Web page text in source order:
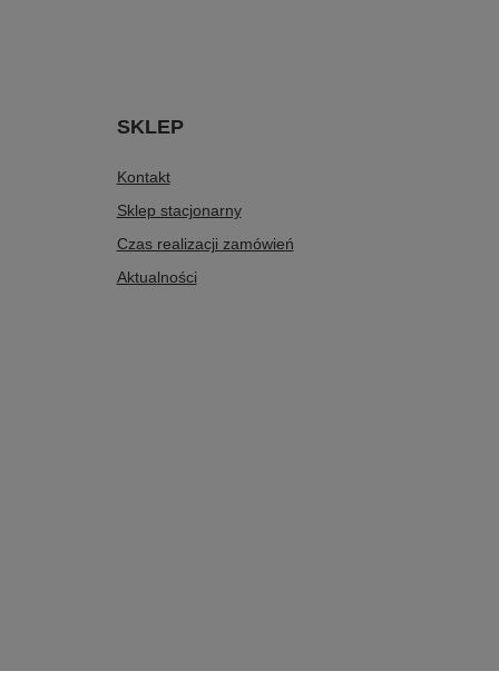
SKLEP
Kontakt
Sklep stacjonarny
Czas realizacji zamówień
Aktualności